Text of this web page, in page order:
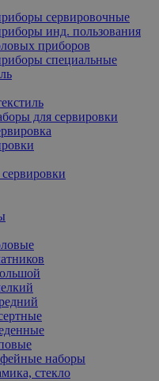
сервировочные
инд. пользования
приборов
специальные
для сервировки
наборы
стекло